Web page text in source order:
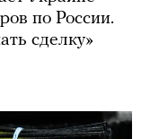
по России.
сделку»